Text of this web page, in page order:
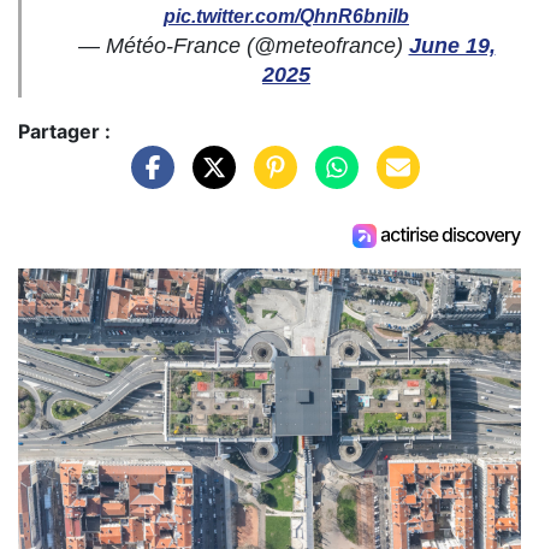
pic.twitter.com/QhnR6bniIb
— Météo-France (@meteofrance) June 19,
2025
Partager :